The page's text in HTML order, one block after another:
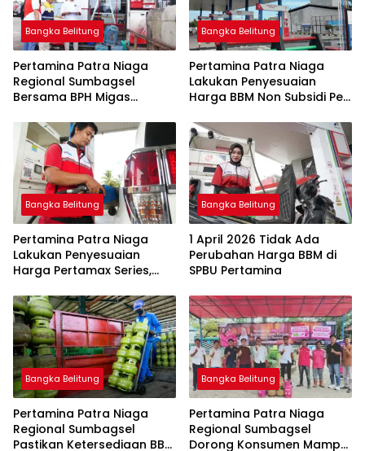
Bangka Belitung
Pertamina Patra Niaga
Regional Sumbagsel
Bersama BPH Migas
Penyaluran BBM Subsidi
bagi Nelayan melalui
Aplikasi XSTAR
Bangka Belitung
Pertamina Patra Niaga
Lakukan Penyesuaian
Harga BBM Non Subsidi Per
Bangka Belitung
Pertamina Patra Niaga
Lakukan Penyesuaian
Harga Pertamax Series,
Subsidi Tetap
Bangka Belitung
1 April 2026 Tidak Ada
Perubahan Harga BBM di
SPBU Pertamina
Bangka Belitung
Pertamina Patra Niaga
Regional Sumbagsel
Pastikan Ketersediaan BBM
Bangka Belitung
Pertamina Patra Niaga
Regional Sumbagsel
Dorong Konsumen Mampu